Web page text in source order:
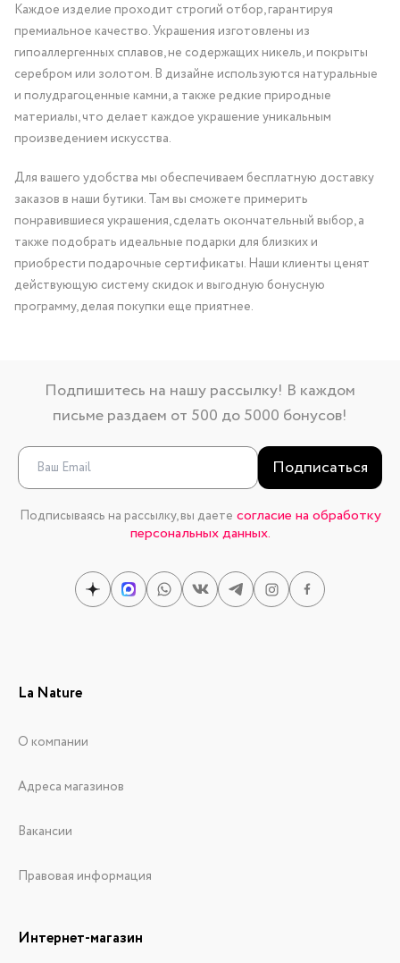
Каждое изделие проходит строгий отбор, гарантируя
премиальное качество. Украшения изготовлены из
гипоаллергенных сплавов, не содержащих никель, и покрыты
серебром или золотом. В дизайне используются натуральные
и полудрагоценные камни, а также редкие природные
материалы, что делает каждое украшение уникальным
произведением искусства.
Для вашего удобства мы обеспечиваем бесплатную доставку
заказов в наши бутики. Там вы сможете примерить
понравившиеся украшения, сделать окончательный выбор, а
также подобрать идеальные подарки для близких и
приобрести подарочные сертификаты. Наши клиенты ценят
действующую систему скидок и выгодную бонусную
программу, делая покупки еще приятнее.
Подпишитесь на нашу рассылку! В каждом
письме раздаем от 500 до 5000 бонусов!
Подписаться
Подписываясь на рассылку, вы даете согласие на обработку
персональных данных.
La Nature
О компании
Адреса магазинов
Вакансии
Правовая информация
Интернет-магазин